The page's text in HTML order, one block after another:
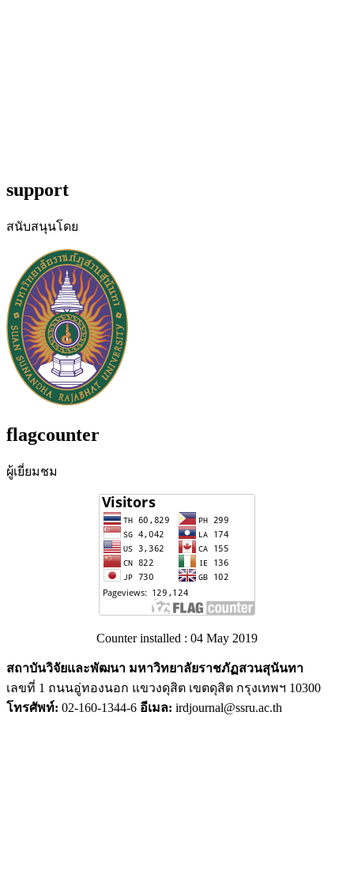
support
สนับสนุนโดย
flagcounter
ผู้เยี่ยมชม
Counter installed : 04 May 2019
สถาบันวิจัยและพัฒนา มหาวิทยาลัยราชภัฏสวนสุนันทา
เลขที่ 1 ถนนอู่ทองนอก แขวงดุสิต เขตดุสิต กรุงเทพฯ 10300
โทรศัพท์: 02-160-1344-6 อีเมล: irdjournal@ssru.ac.th